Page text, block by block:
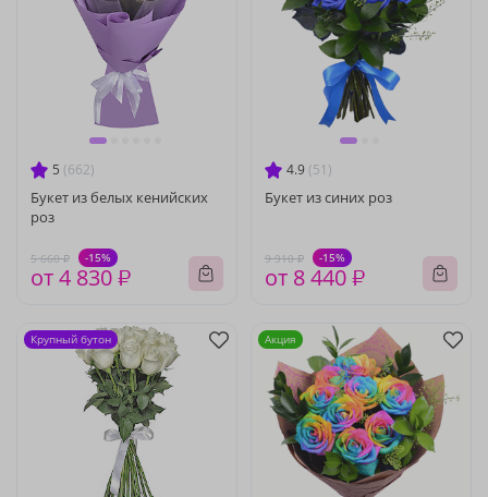
5 (662)
Букет из белых кенийских
роз
5 660 ₽ -15%
от 4 830 ₽
4.9 (51)
Букет из синих роз
9 910 ₽ -15%
от 8 440 ₽
Крупный бутон Акция